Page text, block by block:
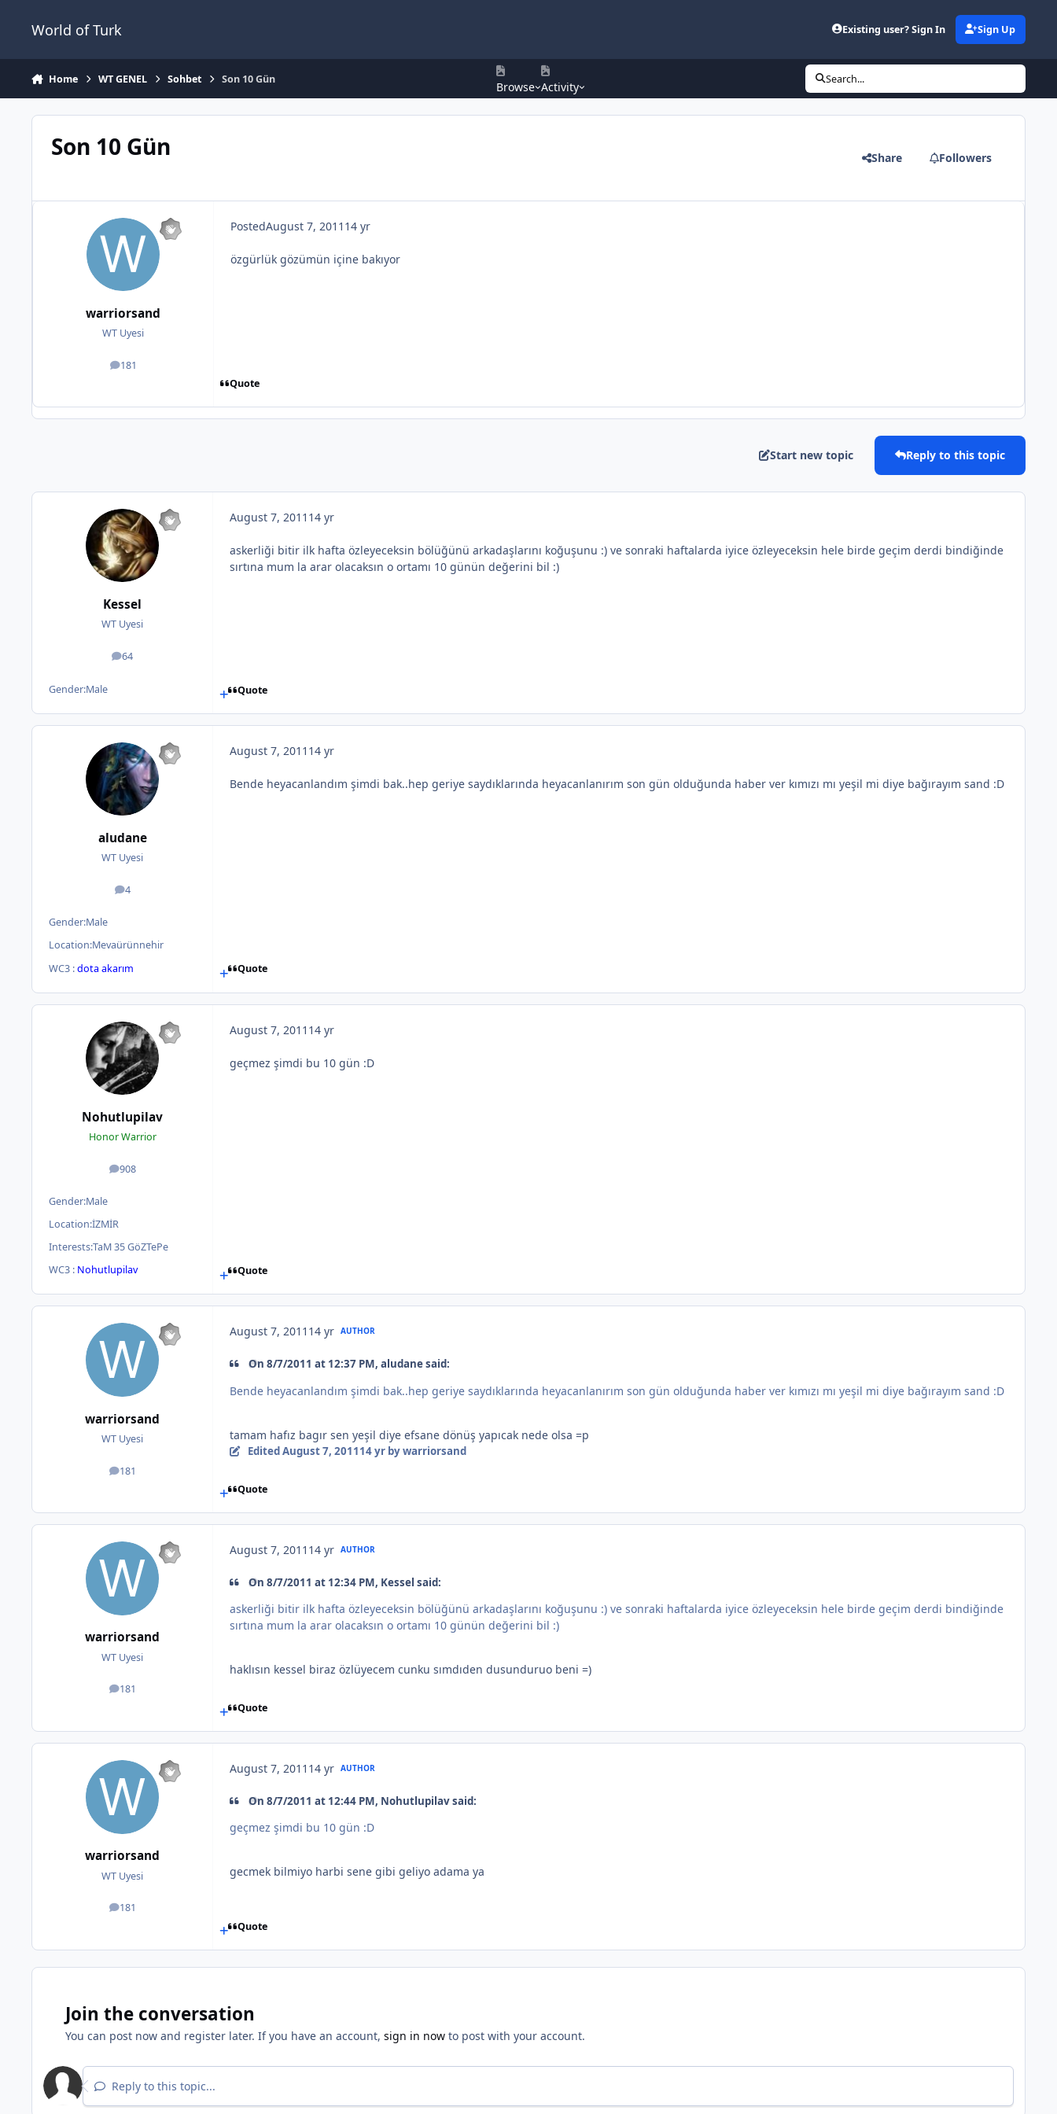
World of Turk Existing user? Sign In Sign Up
Home WT GENEL Sohbet Son 10 Gün
Browse Activity
Search...
Son 10 Gün Share Followers
warriorsand
WT Uyesi
181
posts
PostedAugust 7, 2011 14 yr
özgürlük gözümün içine bakıyor
Quote
Start new topic Reply to this topic
Kessel
WT Uyesi
64
posts
Gender:Male
August 7, 2011 14 yr
askerliği bitir ilk hafta özleyeceksin bölüğünü arkadaşlarını koğuşunu :) ve sonraki haftalarda iyice özleyeceksin hele birde geçim derdi bindiğinde
sırtına mum la arar olacaksın o ortamı 10 günün değerini bil :)
Quote
aludane
WT Uyesi
4
posts
Gender:Male
Location:Mevaürünnehir
WC3 :dota akarım
August 7, 2011 14 yr
Bende heyacanlandım şimdi bak..hep geriye saydıklarında heyacanlanırım son gün olduğunda haber ver kımızı mı yeşil mi diye bağırayım sand :D
Quote
Nohutlupilav
Honor Warrior
908
posts
Gender:Male
Location:İZMİR
Interests:TaM 35 GöZTePe
WC3 : Nohutlupilav
August 7, 2011 14 yr
geçmez şimdi bu 10 gün :D
Quote
warriorsand
WT Uyesi
181
posts
August 7, 2011 14 yr AUTHOR
On 8/7/2011 at 12:37 PM, aludane said:
Bende heyacanlandım şimdi bak..hep geriye saydıklarında heyacanlanırım son gün olduğunda haber ver kımızı mı yeşil mi diye bağırayım sand :D
tamam hafız bagır sen yeşil diye efsane dönüş yapıcak nede olsa =p
EditedAugust 7, 201114 yrby warriorsand
Quote
warriorsand
WT Uyesi
181
posts
August 7, 2011 14 yr AUTHOR
On 8/7/2011 at 12:34 PM, Kessel said:
askerliği bitir ilk hafta özleyeceksin bölüğünü arkadaşlarını koğuşunu :) ve sonraki haftalarda iyice özleyeceksin hele birde geçim derdi bindiğinde
sırtına mum la arar olacaksın o ortamı 10 günün değerini bil :)
haklısın kessel biraz özlüyecem cunku sımdıden dusunduruo beni =)
Quote
warriorsand
WT Uyesi
181
posts
August 7, 2011 14 yr AUTHOR
On 8/7/2011 at 12:44 PM, Nohutlupilav said:
geçmez şimdi bu 10 gün :D
gecmek bilmiyo harbi sene gibi geliyo adama ya
Quote
Join the conversation
You can post now and register later. If you have an account, sign in now to post with your account.
Reply to this topic...